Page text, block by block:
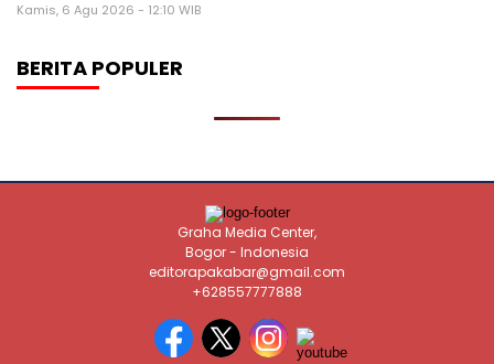
Kamis, 6 Agu 2026 - 12:10 WIB
BERITA POPULER
Graha Media Center,
Bogor - Indonesia
editorapakabar@gmail.com
+628557777888